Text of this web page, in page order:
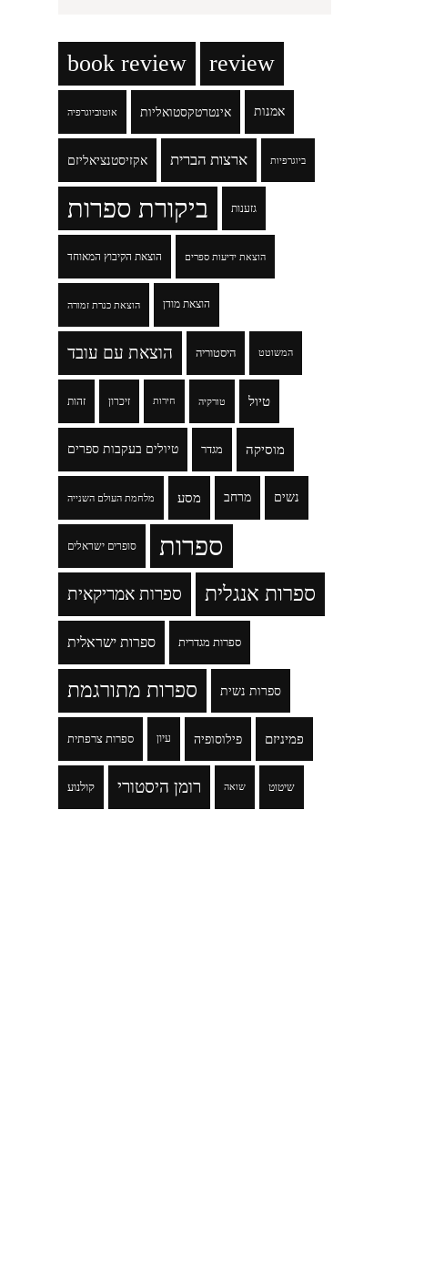
book review review
אוטוביוגרפיה אינטרטקסטואליות אמנות
אקזיסטנציאליזם ארצות הברית ביוגרפיות
ביקורת ספרות גזענות
הוצאת הקיבוץ המאוחד הוצאת ידיעות ספרים
הוצאת כנרת זמורה הוצאת מודן
הוצאת עם עובד היסטוריה המשוטט
זהות זיכרון חירות טורקיה טיול
טיולים בעקבות ספרים מגדר מוסיקה
מלחמת העולם השנייה מסע מרחב נשים
סופרים ישראלים ספרות
ספרות אמריקאית ספרות אנגלית
ספרות ישראלית ספרות מגדרית
ספרות מתורגמת ספרות נשית
ספרות צרפתית עיון פילוסופיה פמיניזם
קולנוע רומן היסטורי שואה שיטוט